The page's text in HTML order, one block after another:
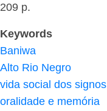
209 p.
Keywords
Baniwa
Alto Rio Negro
vida social dos signos
oralidade e memória